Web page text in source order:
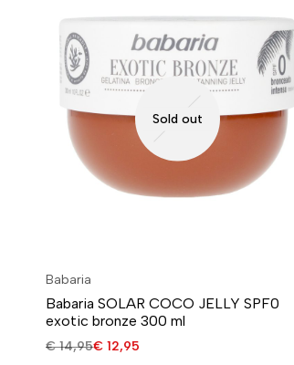
Sold out
Babaria
Babaria SOLAR COCO JELLY SPF0
exotic bronze 300 ml
€14,95€ 12,95